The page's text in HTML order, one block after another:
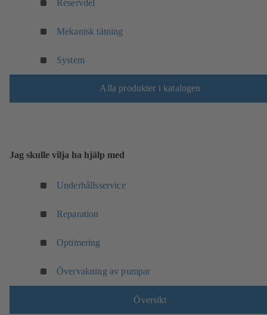
Reservdel
Mekanisk tätning
System
Alla produkter i katalogen
Jag skulle vilja ha hjälp med
Underhållsservice
Reparation
Optimering
Övervakning av pumpar
Översikt